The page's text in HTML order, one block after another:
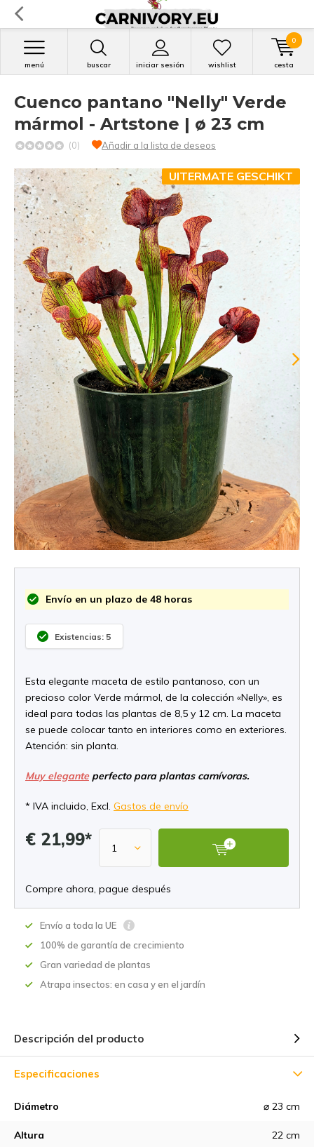
buscar iniciar sesión
menú wishlist cesta
0
Cuenco pantano "Nelly" Verde
mármol - Artstone | ø 23 cm
(0) Añadir a la lista de deseos
UITERMATE GESCHIKT
Envío en un plazo de 48 horas
Existencias: 5
Esta elegante maceta de estilo pantanoso, con un
precioso color Verde mármol, de la colección «Nelly», es
ideal para todas las plantas de 8,5 y 12 cm. La maceta
se puede colocar tanto en interiores como en exteriores.
Atención: sin planta.
Muy eleganteperfecto para plantas carnívoras.
* IVA incluido, Excl. Gastos de envío
€ 21,99*
Compre ahora, pague después
Envío a toda la UE
100% de garantía de crecimiento
Gran variedad de plantas
Atrapa insectos: en casa y en el jardín
Descripción del producto
Especificaciones
Diámetro ⌀ 23 cm
Altura 22 cm